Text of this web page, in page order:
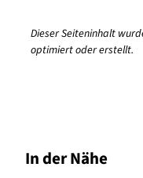
Dieser Seiteninhalt
optimiert oder erstellt.
In der Nähe